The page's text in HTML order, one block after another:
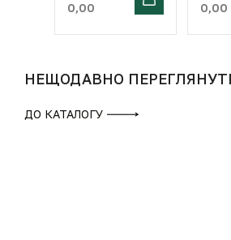
0,00 0,00
НЕЩОДАВНО ПЕРЕГЛЯНУТІ
ДО КАТАЛОГУ